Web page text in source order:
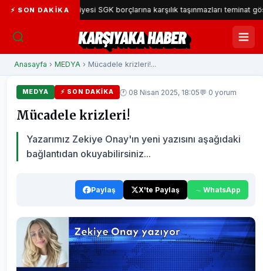
⚡ SON DAKIKA
Belediyesi SGK borçlarına karşılık taşınmazları teminat gösterecek
KARŞIYAKA HABER
Anasayfa › MEDYA › Mücadele krizleri!...
MEDYA ⚡ SON DAKIKA 🕐 08 Nisan 2025, 18:05💬 0 yorum
Mücadele krizleri!
Yazarımız Zekiye Onay'ın yeni yazısını aşağıdaki
bağlantıdan okuyabilirsiniz...
Paylaş X'te Paylaş WhatsApp